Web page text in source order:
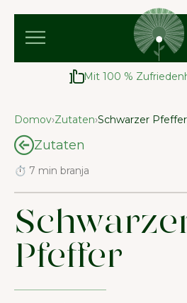
Mit 100 %
Domov›Zutaten›Schwarzer Pfeffer
Zutaten
⏱ 7 min branja
Pfeffer